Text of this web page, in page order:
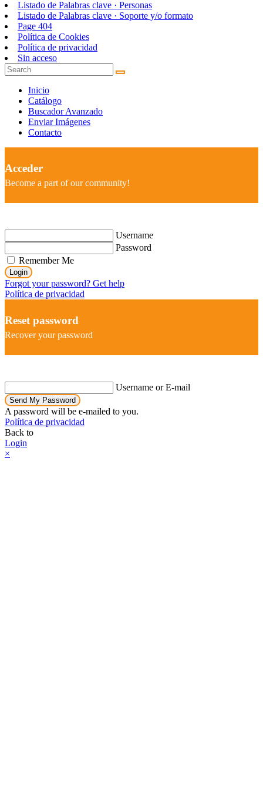
Listado de Palabras clave · Personas
Listado de Palabras clave · Soporte y/o formato
Page 404
Política de Cookies
Política de privacidad
Sin acceso
Inicio
Catálogo
Buscador Avanzado
Enviar Imágenes
Contacto
Acceder
Become a part of our community!
Username
Password
Remember Me
Login
Forgot your password? Get help
Política de privacidad
Reset password
Recover your password
Username or E-mail
Send My Password
A password will be e-mailed to you.
Política de privacidad
Back to
Login
×